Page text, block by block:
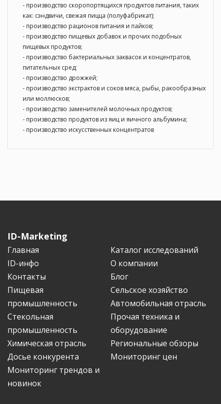
- производство скоропортящихся продуктов питания, таких
как: сэндвичи, свежая пицца (полуфабрикат);
- производство рационов питания и пайков;
- производство пищевых добавок и прочих подобных
пищевых продуктов;
- производство бактериальных заквасок и концентратов,
питательных сред;
- производство дрожжей;
- производство экстрактов и соков мяса, рыбы, ракообразных
или моллюсков;
- производство заменителей молочных продуктов;
- производство продуктов из яиц и яичного альбумина;
- производство искусственных концентратов
ID-Marketing
Главная
Каталог исследований
ID-инфо
О компании
Контакты
Блог
Пищевая
промышленность
Сельское хозяйство
Автомобильная отрасль
Стекольная
промышленность
Прочая техника и
оборудование
Химическая отрасль
Региональные обзоры
Досье конкурента
Мониторинг цен
Мониторинг трендов и
новинок